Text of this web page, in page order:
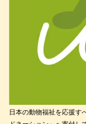
日本の動物福祉を応援す